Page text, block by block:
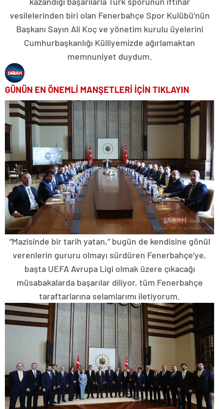
vesilelerinden biri olan Fenerbahçe Spor Kulübü’nün
Başkanı Sayın Ali Koç ve yönetim kurulu üyelerini
Cumhurbaşkanlığı Külliyemizde ağırlamaktan
memnuniyet duydum.
GÜNÜN EN ÖNEMLİ MANŞETLERİ İÇİN TIKLAYIN
“Mazisinde bir tarih yatan,” bugün de kendisine gönül
verenlerin gururu olmayı sürdüren Fenerbahçe’ye,
başta UEFA Avrupa Ligi olmak üzere çıkacağı
müsabakalarda başarılar diliyor, tüm Fenerbahçe
taraftarlarına selamlarımı iletiyorum.